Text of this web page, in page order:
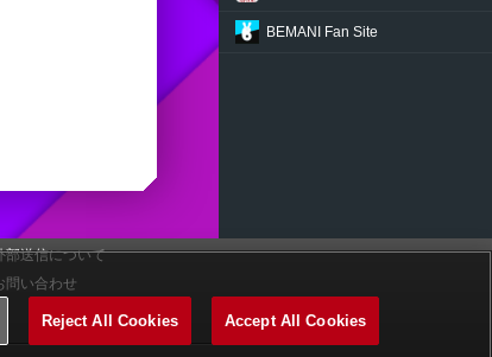
BEMANI Fan Site
部送信について
問い合わせ
Reject All Cookies Accept All Cookies